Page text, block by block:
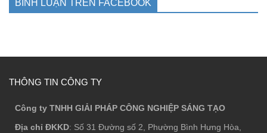
BÌNH LUẬN TRÊN FACEBOOK
THÔNG TIN CÔNG TY
Công ty TNHH GIẢI PHÁP CÔNG NGHIỆP SÁNG TẠO
Địa chỉ ĐKKD: Số 31 Đường số 2, Phường Bình Hưng Hòa,